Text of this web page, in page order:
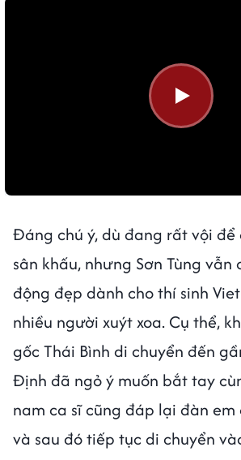
Đáng chú ý, dù đang rất vội để
sân khấu, nhưng Sơn Tùng vẫn
động đẹp dành cho thí sinh
nhiều người xuýt xoa. Cụ thể,
gốc Thái Bình di chuyển đến
Định đã ngỏ ý muốn bắt tay
nam ca sĩ cũng đáp lại đàn
và sau đó tiếp tục di chuyển